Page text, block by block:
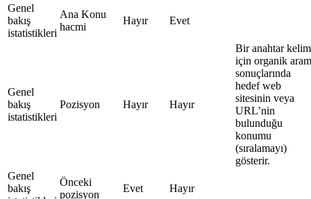
Genel
bakış
istatistikleri
Ana Konu
hacmi
Hayır Evet
Genel
bakış
istatistikleri
Pozisyon Hayır Hayır
Bir anahtar
için organik
sonuçlarında
hedef web
sitesinin veya
URL’nin
bulunduğu
konumu
(sıralamayı)
gösterir.
Genel
bakış
Önceki
pozisyon
Evet Hayır